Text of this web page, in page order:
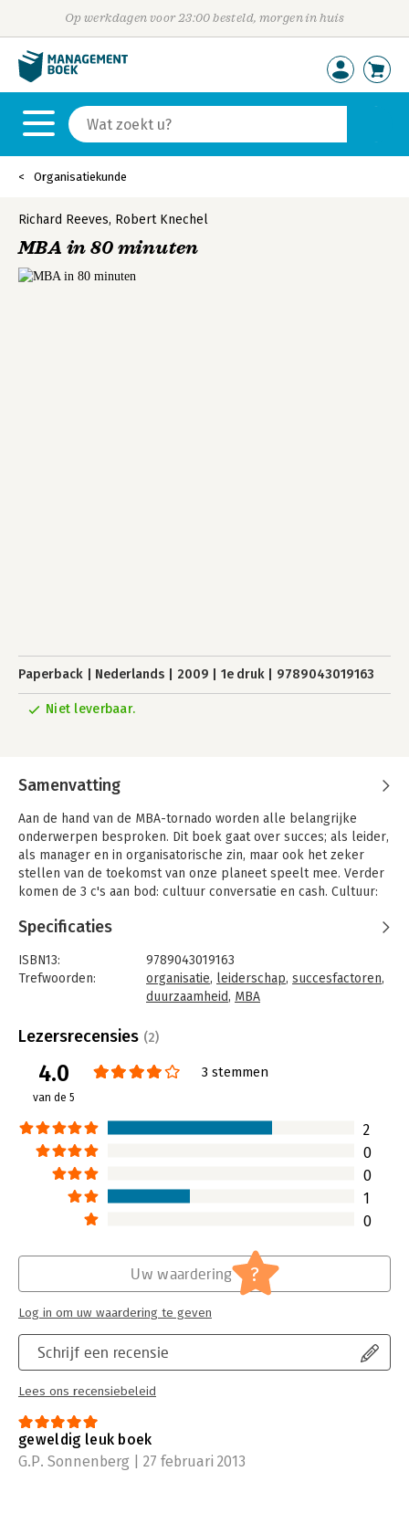
Op werkdagen voor 23:00 besteld, morgen in huis
Organisatiekunde
Richard Reeves, Robert Knechel
MBA in 80 minuten
Paperback Nederlands 2009 1e druk 9789043019163
Niet leverbaar.
Samenvatting
Aan de hand van de MBA-tornado worden alle belangrijke
onderwerpen besproken. Dit boek gaat over succes; als leider,
als manager en in organisatorische zin, maar ook het zeker
stellen van de toekomst van onze planeet speelt mee. Verder
komen de 3 c's aan bod: cultuur conversatie en cash. Cultuur:
bedrijf? Conversatie: hoe praat u met uw markt en uw klanten?
leveranciersketens en economie.
Gedurende het traject zijn er nog minimodules over strategie,
ethiek, timemanagement, economie, statistiek en
Specificaties
ISBN13:
9789043019163
Trefwoorden:
organisatie, leiderschap, succesfactoren,
duurzaamheid, MBA
Bindwijze:
paperback
Uitgever:
Pearson Education NL
Verschijningsdatum:
Hoofdrubriek:
Lezersrecensies (2)
4.0
van de 5
3 stemmen
2
0
0
1
0
Schrijf een recensie
Lees ons recensiebeleid
Uw waardering ?
Log in om uw waardering te geven
geweldig leuk boek
G.P. Sonnenberg | 27 februari 2013